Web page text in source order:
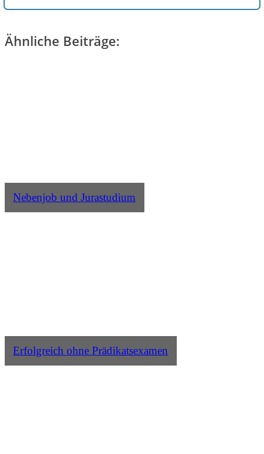
Ähnliche Beiträge:
Nebenjob und Jurastudium
Erfolgreich ohne Prädikatsexamen